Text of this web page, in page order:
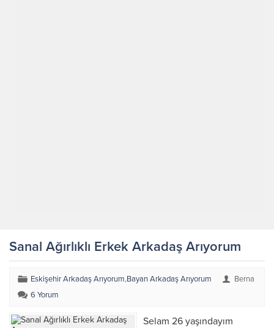
Sanal Ağırlıklı Erkek Arkadaş Arıyorum
Eskişehir Arkadaş Arıyorum,Bayan Arkadaş Arıyorum
Berna
6 Yorum
Selam 26 yaşındayım